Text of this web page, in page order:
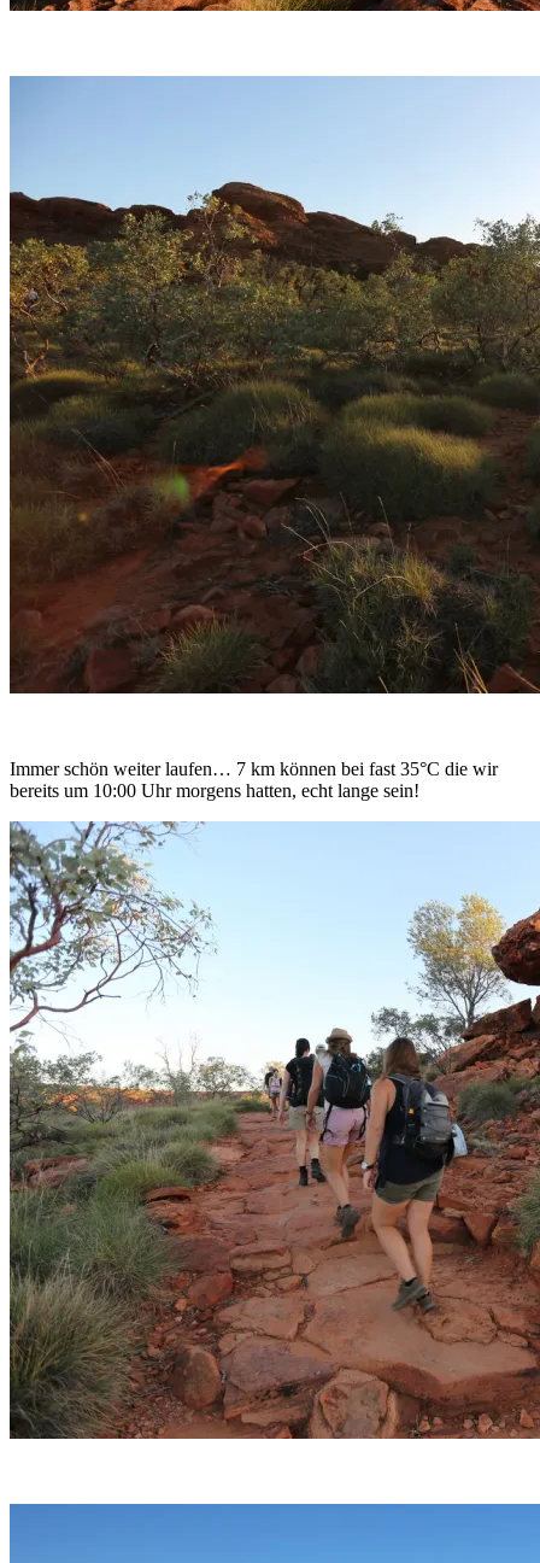
Immer schön weiter laufen… 7 km können bei fast 35°C die wir
bereits um 10:00 Uhr morgens hatten, echt lange sein!